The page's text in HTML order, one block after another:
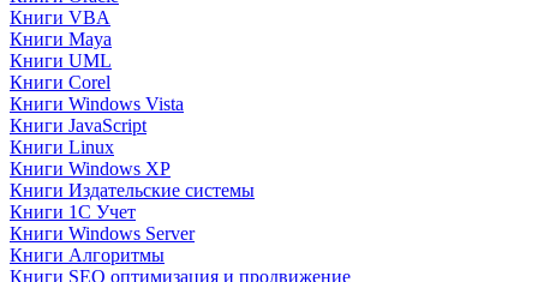
Книги VBA
Книги Maya
Книги UML
Книги Corel
Книги Windows Vista
Книги JavaScript
Книги Linux
Книги Windows XP
Книги Издательские системы
Книги 1C Учет
Книги Windows Server
Книги Алгоритмы
Книги SEO оптимизация и продвижение